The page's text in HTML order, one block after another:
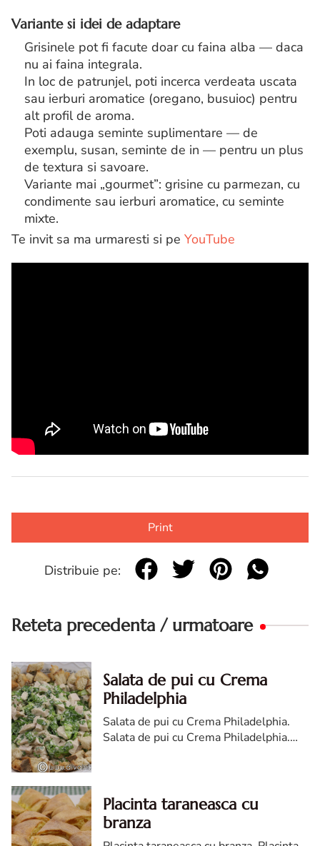
Variante si idei de adaptare
Grisinele pot fi facute doar cu faina alba — daca
nu ai faina integrala.
In loc de patrunjel, poti incerca verdeata uscata
sau ierburi aromatice (oregano, busuioc) pentru
alt profil de aroma.
Poti adauga seminte suplimentare — de
exemplu, susan, seminte de in — pentru un plus
de textura si savoare.
Variante mai „gourmet”: grisine cu parmezan, cu
condimente sau ierburi aromatice, cu seminte
mixte.
Te invit sa ma urmaresti si pe YouTube
Print
Distribuie pe:
Reteta precedenta / urmatoare
Salata de pui cu Crema
Philadelphia
Salata de pui cu Crema Philadelphia.
Salata de pui cu Crema Philadelphia.
Placinta taraneasca cu
branza